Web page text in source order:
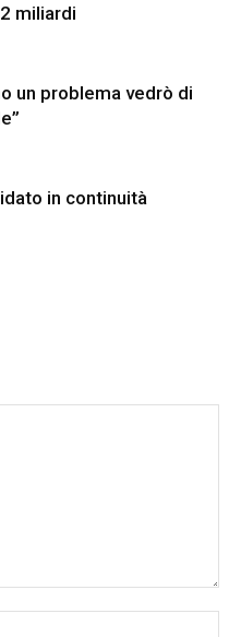
miliardi
un problema vedrò di
in continuità